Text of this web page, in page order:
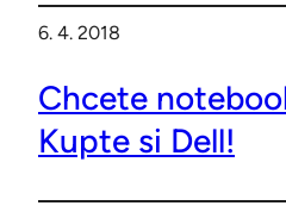
6. 4. 2018
Chcete
Kupte si Dell!